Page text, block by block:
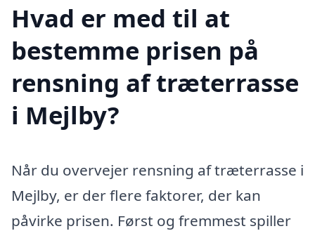
Hvad er med til at
bestemme prisen på
rensning af træterrasse
i Mejlby?
Når du overvejer rensning af træterrasse i
Mejlby, er der flere faktorer, der kan
påvirke prisen. Først og fremmest spiller